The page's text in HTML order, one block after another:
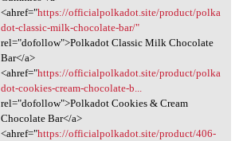
<ahref="https://officialpolkadot.site/product/polka
dot-classic-milk-chocolate-bar/"
rel="dofollow">Polkadot Classic Milk Chocolate
Bar</a>
<ahref="https://officialpolkadot.site/product/polka
dot-cookies-cream-chocolate-b...
rel="dofollow">Polkadot Cookies & Cream
Chocolate Bar</a>
<ahref="https://officialpolkadot.site/product/406-